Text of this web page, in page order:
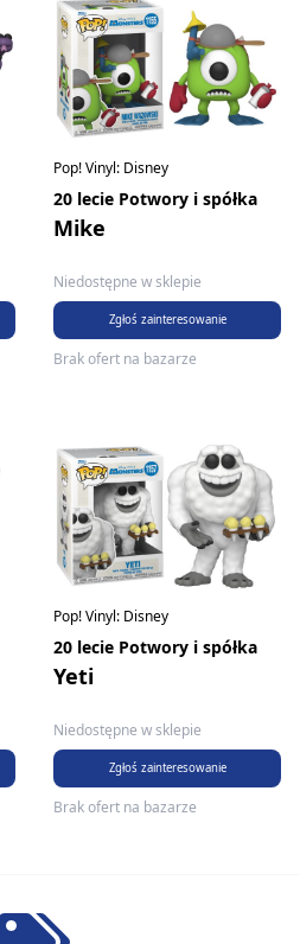
Pop! Vinyl: Disney
20 lecie Potwory i spółka
Mike
Niedostępne w sklepie
Zgłoś zainteresowanie
Brak ofert na bazarze
Pop! Vinyl: Disney
20 lecie Potwory i spółka
Yeti
Niedostępne w sklepie
Zgłoś zainteresowanie
Brak ofert na bazarze